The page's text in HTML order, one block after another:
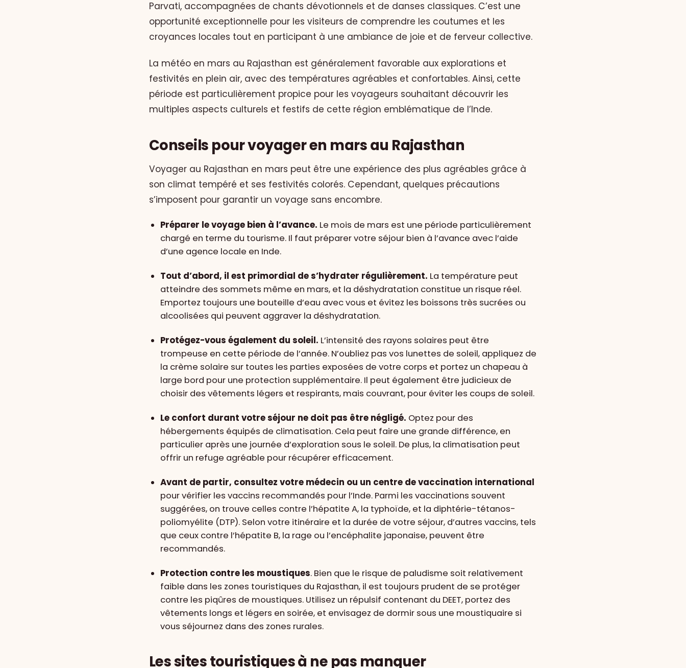
Parvati, accompagnées de chants dévotionnels et de danses classiques. C’est une
opportunité exceptionnelle pour les visiteurs de comprendre les coutumes et les
croyances locales tout en participant à une ambiance de joie et de ferveur collective.
La météo en mars au Rajasthan est généralement favorable aux explorations et
festivités en plein air, avec des températures agréables et confortables. Ainsi, cette
période est particulièrement propice pour les voyageurs souhaitant découvrir les
multiples aspects culturels et festifs de cette région emblématique de l’Inde.
Conseils pour voyager en mars au Rajasthan
Voyager au Rajasthan en mars peut être une expérience des plus agréables grâce à
son climat tempéré et ses festivités colorés. Cependant, quelques précautions
s’imposent pour garantir un voyage sans encombre.
Préparer le voyage bien à l’avance. Le mois de mars est une période particulièrement
chargé en terme du tourisme. Il faut préparer votre séjour bien à l’avance avec l’aide
d’une agence locale en Inde.
Tout d’abord, il est primordial de s’hydrater régulièrement. La température peut
atteindre des sommets même en mars, et la déshydratation constitue un risque réel.
Emportez toujours une bouteille d’eau avec vous et évitez les boissons très sucrées ou
alcoolisées qui peuvent aggraver la déshydratation.
Protégez-vous également du soleil. L’intensité des rayons solaires peut être
trompeuse en cette période de l’année. N’oubliez pas vos lunettes de soleil, appliquez de
la crème solaire sur toutes les parties exposées de votre corps et portez un chapeau à
large bord pour une protection supplémentaire. Il peut également être judicieux de
choisir des vêtements légers et respirants, mais couvrant, pour éviter les coups de soleil.
Le confort durant votre séjour ne doit pas être négligé. Optez pour des
hébergements équipés de climatisation. Cela peut faire une grande différence, en
particulier après une journée d’exploration sous le soleil. De plus, la climatisation peut
offrir un refuge agréable pour récupérer efficacement.
Avant de partir, consultez votre médecin ou un centre de vaccination international
pour vérifier les vaccins recommandés pour l’Inde. Parmi les vaccinations souvent
suggérées, on trouve celles contre l’hépatite A, la typhoïde, et la diphtérie-tétanos-
poliomyélite (DTP). Selon votre itinéraire et la durée de votre séjour, d’autres vaccins, tels
que ceux contre l’hépatite B, la rage ou l’encéphalite japonaise, peuvent être
recommandés.
Protection contre les moustiques. Bien que le risque de paludisme soit relativement
faible dans les zones touristiques du Rajasthan, il est toujours prudent de se protéger
contre les piqûres de moustiques. Utilisez un répulsif contenant du DEET, portez des
vêtements longs et légers en soirée, et envisagez de dormir sous une moustiquaire si
vous séjournez dans des zones rurales.
Les sites touristiques à ne pas manquer